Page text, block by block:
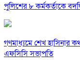
পুলিশের ৮ কর্মকর্তাকে
গণমাধ্যমে শেখ হাসিনার
এফসিসি সভাপতি